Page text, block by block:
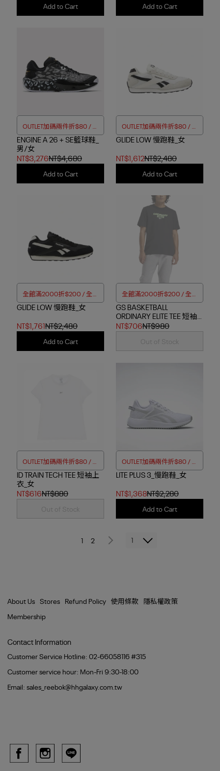
Add to Cart Add to Cart
OUTLET加碼兩件折$80 / 四
件折$188
ENGINE A 26 + SE籃球鞋_
男/女
NT$3,276NT$4,680
Add to Cart
OUTLET加碼兩件折$80 / 四
件折$188
GLIDE LOW 慢跑鞋_女
NT$1,612NT$2,480
Add to Cart
全館滿2000折$200 / 全館
滿4000折$350
GLIDE LOW 慢跑鞋_女
NT$1,761NT$2,480
Add to Cart
全館滿2000折$200 / 全館
滿4000折$350
GS BASKETBALL
ORDINARY ELITE TEE 短袖
上衣_男
NT$706NT$980
Out of Stock
OUTLET加碼兩件折$80 / 四
件折$188
ID TRAIN TECH TEE 短袖上
衣_女
NT$616NT$880
Out of Stock
OUTLET加碼兩件折$80 / 四
件折$188
LITE PLUS 3_慢跑鞋_女
NT$1,368NT$2,280
Add to Cart
1 2 1
About Us Stores Refund Policy 使用條款
隱私權政策
Membership
Contact Information
Customer Service Hotline: 02-66058116 #315
Customer service hour: Mon-Fri 9:30-18:00
Email: sales_reebok@hhgalaxy.com.tw